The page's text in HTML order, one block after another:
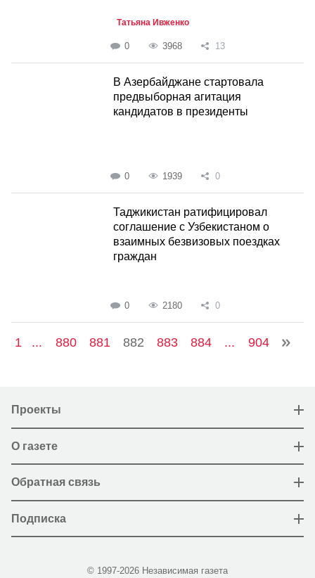
Татьяна Ивженко
0 3968 13
В Азербайджане стартовала
предвыборная агитация
кандидатов в президенты
0 1939 0
Таджикистан ратифицировал
соглашение с Узбекистаном о
взаимных безвизовых поездках
граждан
0 2180 0
1 ... 880 881 882 883 884 ... 904
Проекты
О газете
Обратная связь
Подписка
© 1997-2026 Независимая газета